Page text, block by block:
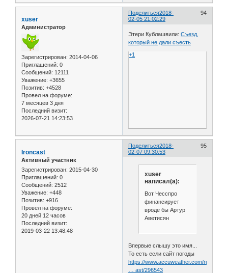
Поделиться 94
2018-
02-05 21:02:29
xuser
Администратор
Зарегистрирован: 2014-04-06
Приглашений: 0
Сообщений: 12111
Уважение: +3655
Позитив: +4528
Провел на форуме:
7 месяцев 3 дня
Последний визит:
2026-07-21 14:23:53
Этери Кублашвили:Съезд,
который не дали съесть
+1
Поделиться 95
2018-
02-07 09:30:53
Ironcast
Активный участник
Зарегистрирован: 2015-04-30
Приглашений: 0
Сообщений: 2512
Уважение: +448
Позитив: +916
Провел на форуме:
20 дней 12 часов
Последний визит:
2019-03-22 13:48:48
xuser
написал(а):
Вот Чесспро
финансирует
вроде бы Артур
Аветисян
Впервые слышу это имя...
То есть если сайт погоды
https://www.accuweather.com/ru/ru/
… ast/296543